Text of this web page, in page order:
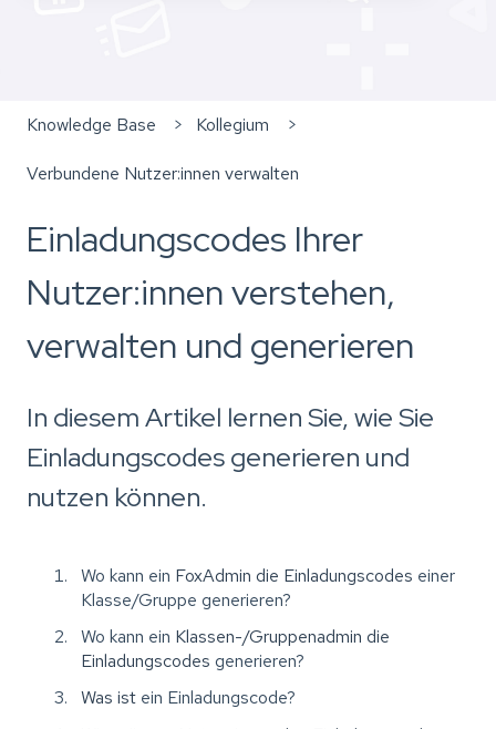
Knowledge Base Kollegium
Verbundene Nutzer:innen verwalten
Einladungscodes Ihrer
Nutzer:innen verstehen,
verwalten und generieren
In diesem Artikel lernen Sie, wie Sie
Einladungscodes generieren und
nutzen können.
Wo kann ein FoxAdmin die Einladungscodes einer
Klasse/Gruppe generieren?
Wo kann ein Klassen-/Gruppenadmin die
Einladungscodes generieren?
Was ist ein Einladungscode?